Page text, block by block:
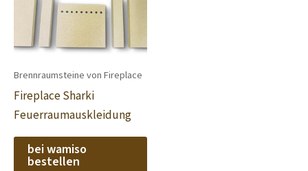
Brennraumsteine von Fireplace
Fireplace Sharki
Feuerraumauskleidung
bei wamiso
bestellen